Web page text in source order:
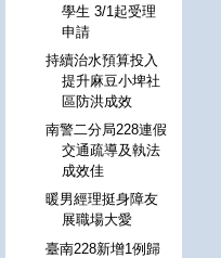
學生 3/1起受理
申請
持續治水預算投入
提升麻豆小埤社
區防洪成效
南警二分局228連假
交通疏導及執法
成效佳
暖男經理挺身障友
展職場大愛
臺南228新增1例歸